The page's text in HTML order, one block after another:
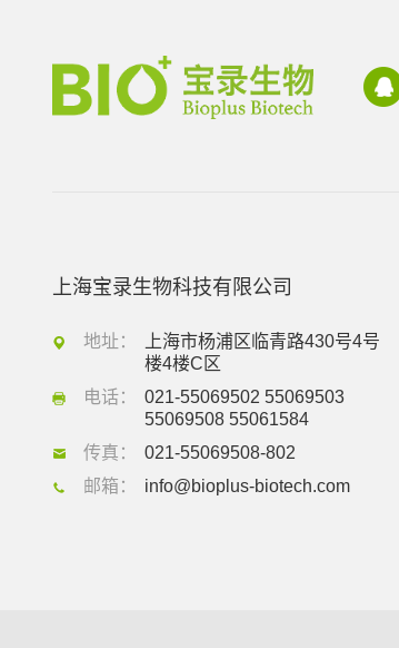
上海宝录生物科技有限公司
地址：
上海市杨浦区临青路430号4号
楼4楼C区
电话：
021-55069502 55069503
55069508 55061584
传真：
021-55069508-802
邮箱：
info@bioplus-biotech.com